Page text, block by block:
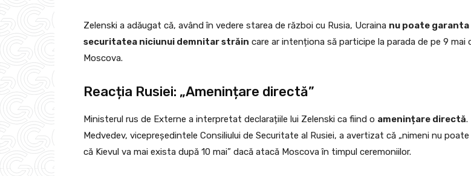
Zelenski a adăugat că, având în vedere starea de război cu Rusia, Ucraina nu poate garanta
securitatea niciunui demnitar străin care ar intenționa să participe la parada de pe 9 mai
Moscova.
Reacția Rusiei: „Amenințare directă”
Ministerul rus de Externe a interpretat declarațiile lui Zelenski ca fiind o amenințare directă.
Medvedev, vicepreședintele Consiliului de Securitate al Rusiei, a avertizat că „nimeni nu
că Kievul va mai exista după 10 mai” dacă atacă Moscova în timpul ceremoniilor.